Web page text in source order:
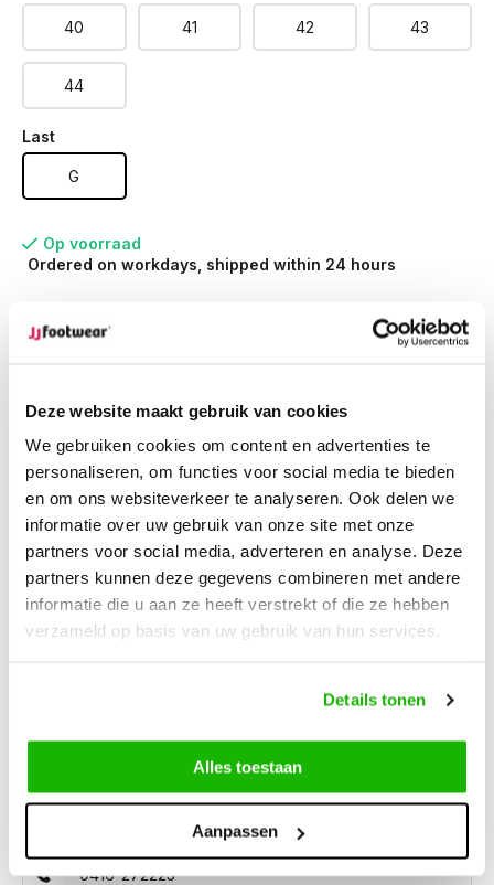
Deze website maakt gebruik van cookies
We gebruiken cookies om content en advertenties te
personaliseren, om functies voor social media te bieden
en om ons websiteverkeer te analyseren. Ook delen we
informatie over uw gebruik van onze site met onze
partners voor social media, adverteren en analyse. Deze
partners kunnen deze gegevens combineren met andere
informatie die u aan ze heeft verstrekt of die ze hebben
verzameld op basis van uw gebruik van hun services.
Details tonen
Alles toestaan
Aanpassen
40 41 42 43
44
Last
G
Op voorraad
Ordered on workdays, shipped within 24 hours
shipped the
same day
1500+ models in stock
Description
La Paz - Gray
La Paz in gray is a soft suede narrow fit trainer with a high
Can we help?
0416-272223